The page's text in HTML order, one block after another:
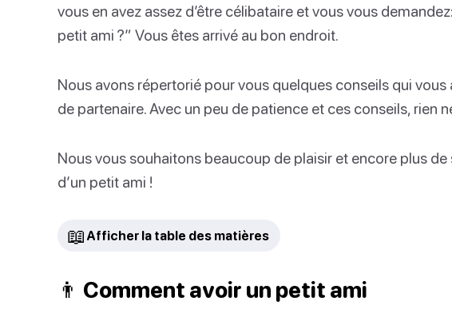
vous en avez assez d’être célibataire et vous vous
petit ami ?” Vous êtes arrivé au bon endroit.
Nous avons répertorié pour vous quelques conseils qui
de partenaire. Avec un peu de patience et ces conseils, rien
Nous vous souhaitons beaucoup de plaisir et encore plus
d’un petit ami !
📖 Afficher la table des matières
👨 Comment avoir un petit ami